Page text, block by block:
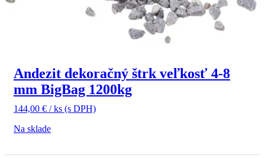
Andezit dekoračný štrk veľkosť 4-8
mm BigBag 1200kg
144,00 € / ks (s DPH)
Na sklade